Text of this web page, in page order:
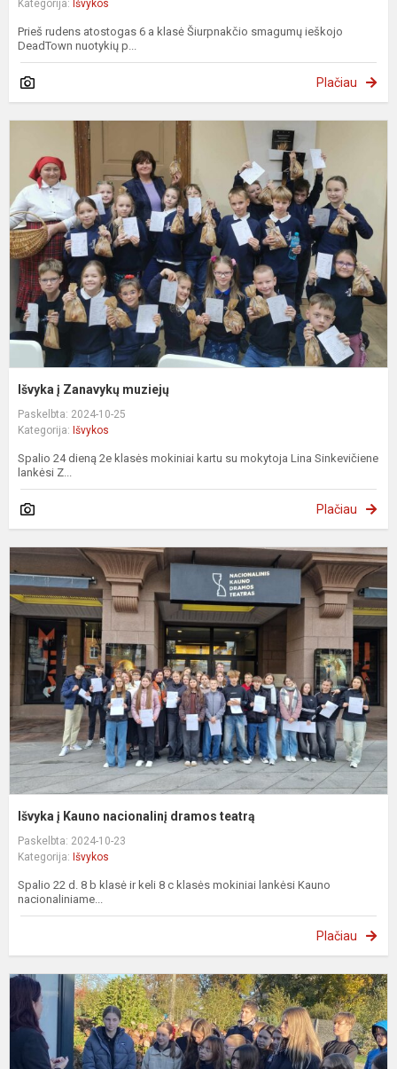
Kategorija: Išvykos
Prieš rudens atostogas 6 a klasė Šiurpnakčio smagumų ieškojo
DeadTown nuotykių p...
Plačiau
Išvyka į Zanavykų muziejų
Paskelbta: 2024-10-25
Kategorija: Išvykos
Spalio 24 dieną 2e klasės mokiniai kartu su mokytoja Lina Sinkevičiene
lankėsi Z...
Plačiau
Išvyka į Kauno nacionalinį dramos teatrą
Paskelbta: 2024-10-23
Kategorija: Išvykos
Spalio 22 d. 8 b klasė ir keli 8 c klasės mokiniai lankėsi Kauno
nacionaliniame...
Plačiau